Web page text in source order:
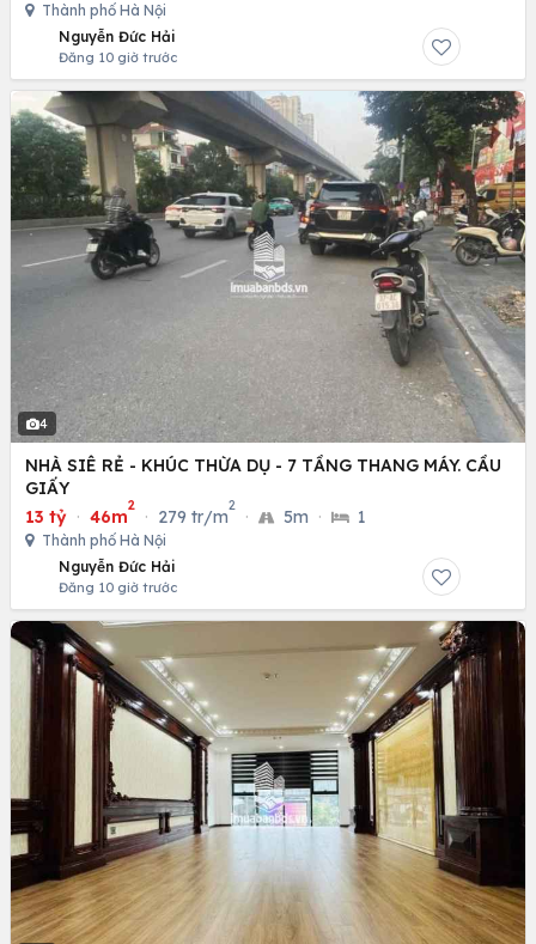
Thành phố Hà Nội
Nguyễn Đức Hải
Đăng 10 giờ trước
4
NHÀ SIÊ RẺ - KHÚC THỪA DỤ - 7 TẦNG THANG MÁY. CẦU
GIẤY
13 tỷ · 46m
2
· 279 tr/m
2
· 5m · 1
Thành phố Hà Nội
Nguyễn Đức Hải
Đăng 10 giờ trước